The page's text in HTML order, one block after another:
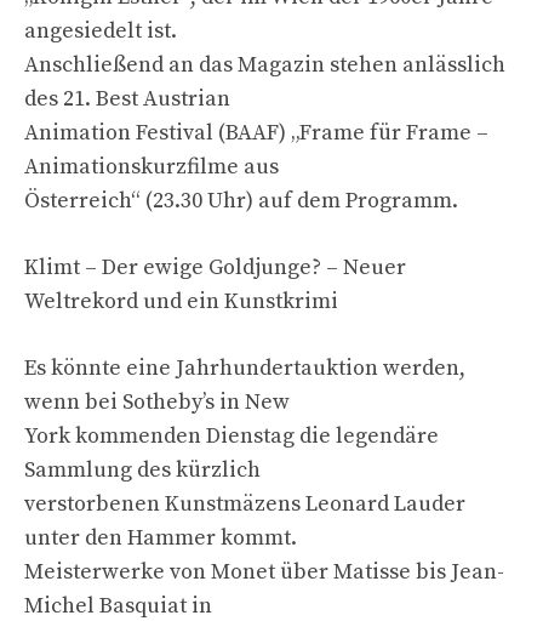
angesiedelt ist.
Anschließend an das Magazin stehen anlässlich
des 21. Best Austrian
Animation Festival (BAAF) „Frame für Frame –
Animationskurzfilme aus
Österreich“ (23.30 Uhr) auf dem Programm.
Klimt – Der ewige Goldjunge? – Neuer
Weltrekord und ein Kunstkrimi
Es könnte eine Jahrhundertauktion werden,
wenn bei Sotheby’s in New
York kommenden Dienstag die legendäre
Sammlung des kürzlich
verstorbenen Kunstmäzens Leonard Lauder
unter den Hammer kommt.
Meisterwerke von Monet über Matisse bis Jean-
Michel Basquiat in